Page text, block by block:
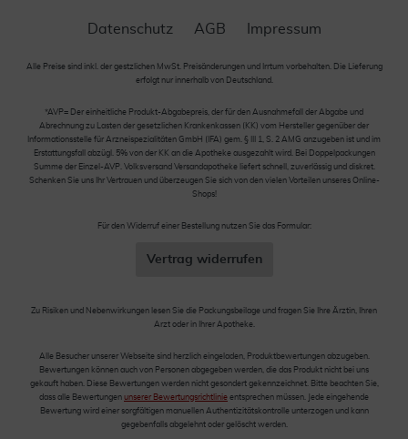
Datenschutz AGB Impressum
Alle Preise sind inkl. der gestzlichen MwSt. Preisänderungen und Irrtum vorbehalten. Die Lieferung
erfolgt nur innerhalb von Deutschland.
*AVP= Der einheitliche Produkt-Abgabepreis, der für den Ausnahmefall der Abgabe und
Abrechnung zu Lasten der gesetzlichen Krankenkassen (KK) vom Hersteller gegenüber der
Informationsstelle für Arzneispezialitäten GmbH (IFA) gem. § III 1, S. 2 AMG anzugeben ist und im
Erstattungsfall abzügl. 5% von der KK an die Apotheke ausgezahlt wird. Bei Doppelpackungen
Summe der Einzel-AVP. Volksversand Versandapotheke liefert schnell, zuverlässig und diskret.
Schenken Sie uns Ihr Vertrauen und überzeugen Sie sich von den vielen Vorteilen unseres Online-
Shops!
Für den Widerruf einer Bestellung nutzen Sie das Formular:
Vertrag widerrufen
Zu Risiken und Nebenwirkungen lesen Sie die Packungsbeilage und fragen Sie Ihre Ärztin, Ihren
Arzt oder in Ihrer Apotheke.
Alle Besucher unserer Webseite sind herzlich eingeladen, Produktbewertungen abzugeben.
Bewertungen können auch von Personen abgegeben werden, die das Produkt nicht bei uns
gekauft haben. Diese Bewertungen werden nicht gesondert gekennzeichnet. Bitte beachten Sie,
dass alle Bewertungen unserer Bewertungsrichtlinie entsprechen müssen. Jede eingehende
Bewertung wird einer sorgfältigen manuellen Authentizitätskontrolle unterzogen und kann
gegebenfalls abgelehnt oder gelöscht werden.